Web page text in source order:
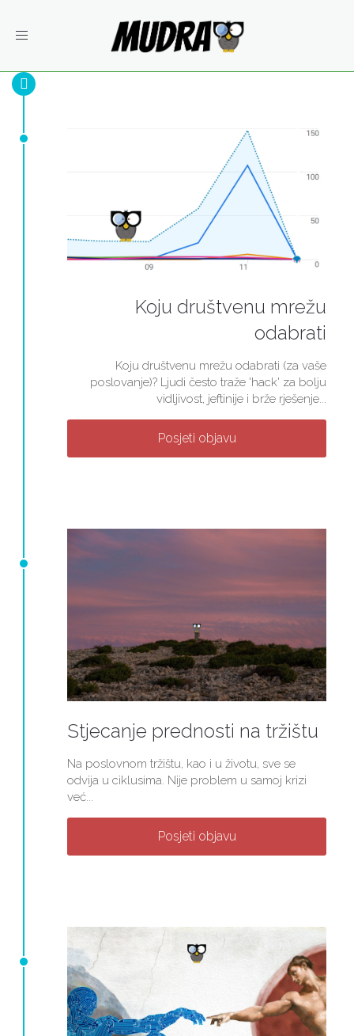
Toggle
Koju društvenu mrežu
odabrati
Koju društvenu mrežu odabrati (za vaše
poslovanje)? Ljudi često traže 'hack' za bolju
vidljivost, jeftinije i brže rješenje...
Posjeti objavu
Stjecanje prednosti na tržištu
Na poslovnom tržištu, kao i u životu, sve se
odvija u ciklusima. Nije problem u samoj krizi
već...
Posjeti objavu